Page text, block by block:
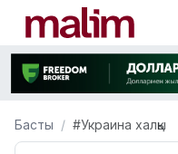
Басты #Украина халқы